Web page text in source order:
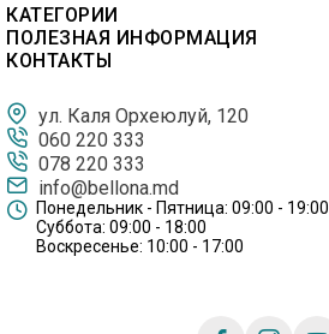
КАТЕГОРИИ
ПОЛЕЗНАЯ ИНФОРМАЦИЯ
КОНТАКТЫ
ул. Каля Орхеюлуй, 120
060 220 333
078 220 333
info@bellona.md
Понедельник - Пятница: 09:00 - 19:00
Суббота: 09:00 - 18:00
Воскресенье: 10:00 - 17:00